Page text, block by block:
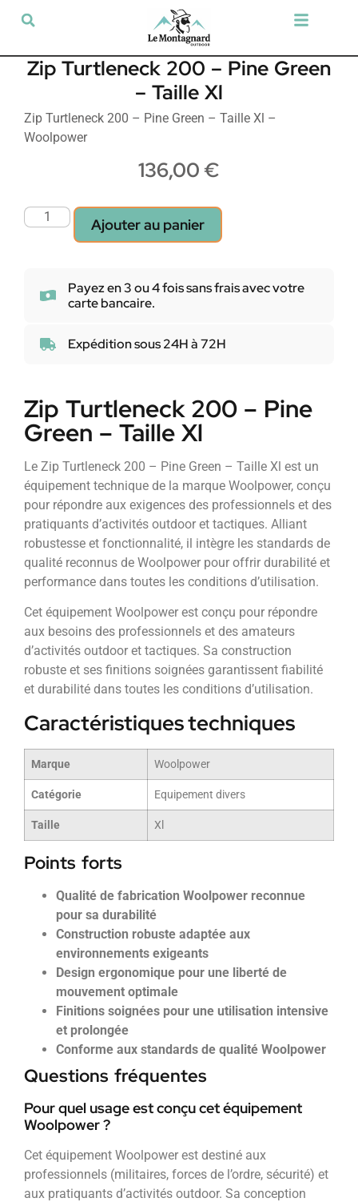
Zip Turtleneck 200 – Pine Green
– Taille Xl
Zip Turtleneck 200 – Pine Green – Taille Xl –
Woolpower
136,00 €
Ajouter au panier
Payez en 3 ou 4 fois sans frais avec votre
carte bancaire.
Expédition sous 24H à 72H
Zip Turtleneck 200 – Pine
Green – Taille Xl
Le Zip Turtleneck 200 – Pine Green – Taille Xl est un
équipement technique de la marque Woolpower, conçu
pour répondre aux exigences des professionnels et des
pratiquants d’activités outdoor et tactiques. Alliant
robustesse et fonctionnalité, il intègre les standards de
qualité reconnus de Woolpower pour offrir durabilité et
performance dans toutes les conditions d’utilisation.
Cet équipement Woolpower est conçu pour répondre
aux besoins des professionnels et des amateurs
d’activités outdoor et tactiques. Sa construction
robuste et ses finitions soignées garantissent fiabilité
et durabilité dans toutes les conditions d’utilisation.
Caractéristiques techniques
Marque Woolpower
Catégorie Equipement divers
Taille Xl
Points forts
Qualité de fabrication Woolpower reconnue
pour sa durabilité
Construction robuste adaptée aux
environnements exigeants
Design ergonomique pour une liberté de
mouvement optimale
Finitions soignées pour une utilisation intensive
et prolongée
Conforme aux standards de qualité Woolpower
Questions fréquentes
Pour quel usage est conçu cet équipement
Woolpower ?
Cet équipement Woolpower est destiné aux
professionnels (militaires, forces de l’ordre, sécurité) et
aux pratiquants d’activités outdoor. Sa conception